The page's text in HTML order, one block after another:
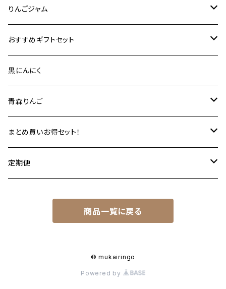
りんご道 1000ml 12本セット
玄米黒酢配合 「あ〜 しあわせっ酢」 720ml
はちみつ 170g
はちみつ 45g
りんごりんご 50g
りんごりんご 50g×5個セット
りんごジャム
あきないりんご 2個セット
あきないりんご＋りんご花 170g セット
おすすめギフトセット
3000円前後
5000円前後
8000円前後
黒にんにく
青森りんご
定期便
A 贈答用
まとめ買いお得セット！
りんご酢まとめ買いセット
りんご酢12本セット(10%OFF)
はちみつりんご酢６本セット(５％OFF)
あ～しあわせ酢(玄米黒酢)まとめ買いセット
定期便
商品一覧に戻る
© mukairingo
Powered by